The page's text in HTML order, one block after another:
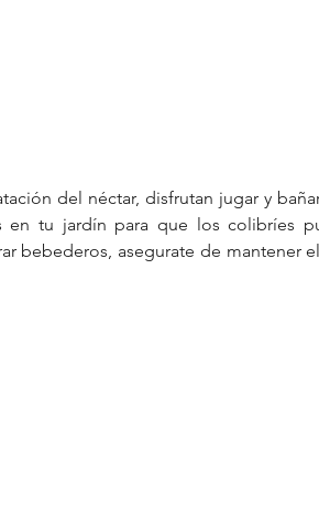
del néctar, disfrutan jugar y
en tu jardín para que los colibríes
bebederos, asegurate de mantener